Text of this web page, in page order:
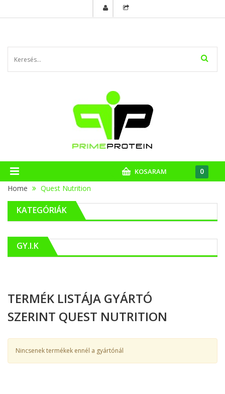
KOSARAM
0
Home
Quest Nutrition
KATEGÓRIÁK
GY.I.K
TERMÉK LISTÁJA GYÁRTÓ
SZERINT QUEST NUTRITION
Nincsenek termékek ennél a gyártónál